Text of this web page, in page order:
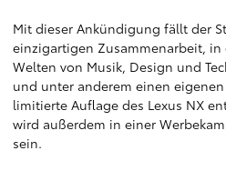
Mit dieser Ankündigung fällt der
einzigartigen Zusammenarbeit,
Welten von Musik, Design und
und unter anderem einen
limitierte Auflage des Lexus NX
wird außerdem in einer
sein.